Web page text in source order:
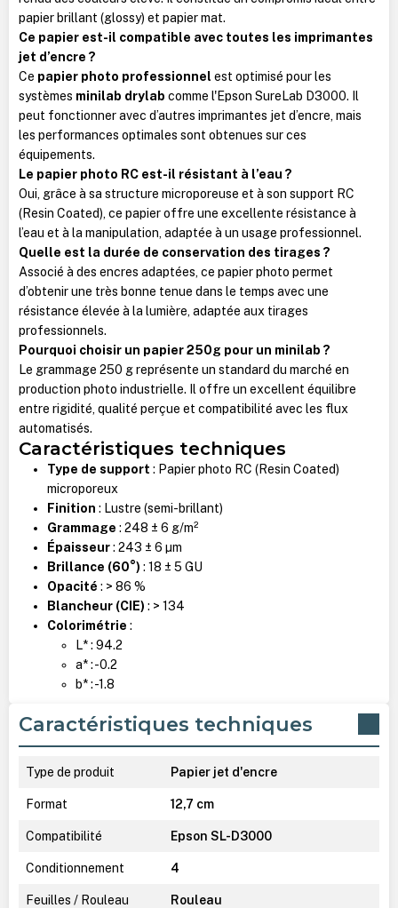
papier brillant (glossy) et papier mat.
Ce papier est-il compatible avec toutes les imprimantes
jet d’encre ?
Ce papier photo professionnel est optimisé pour les
systèmes minilab drylab comme l'Epson SureLab D3000. Il
peut fonctionner avec d’autres imprimantes jet d’encre, mais
les performances optimales sont obtenues sur ces
équipements.
Le papier photo RC est-il résistant à l’eau ?
Oui, grâce à sa structure microporeuse et à son support RC
(Resin Coated), ce papier offre une excellente résistance à
l’eau et à la manipulation, adaptée à un usage professionnel.
Quelle est la durée de conservation des tirages ?
Associé à des encres adaptées, ce papier photo permet
d’obtenir une très bonne tenue dans le temps avec une
résistance élevée à la lumière, adaptée aux tirages
professionnels.
Pourquoi choisir un papier 250g pour un minilab ?
Le grammage 250 g représente un standard du marché en
production photo industrielle. Il offre un excellent équilibre
entre rigidité, qualité perçue et compatibilité avec les flux
automatisés.
Caractéristiques techniques
Type de support : Papier photo RC (Resin Coated)
microporeux
Finition : Lustre (semi-brillant)
Grammage : 248 ± 6 g/m²
Épaisseur: 243 ± 6 µm
Brillance (60°) : 18 ± 5 GU
Opacité : > 86 %
Blancheur (CIE) : > 134
Colorimétrie :
L* : 94.2
a* : -0.2
b* : -1.8
Caractéristiques techniques
Type de produit Papier jet d'encre
Format 12,7 cm
Compatibilité Epson SL-D3000
Conditionnement 4
Feuilles / Rouleau Rouleau